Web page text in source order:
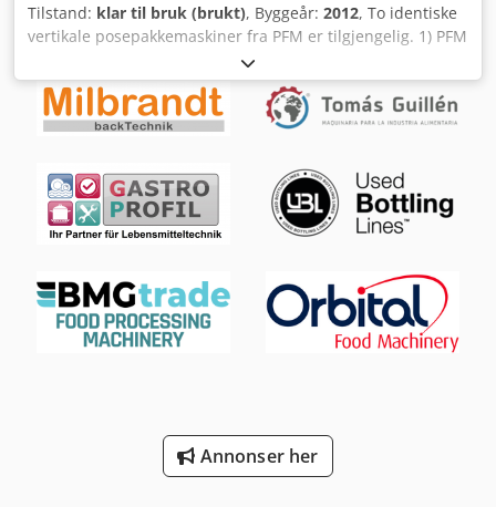
Tilstand: klar til bruk (brukt), Byggeår: 2012, To identiske
vertikale posepakkemaskiner fra PFM er tilgjengelig. 1) PFM
Zenith, årgang: 2012, vekt: ca. 870 kg, tilkoblingseffekt: 5
kW, pakkekapasitet: ca. 60 stk/min. 2) PFM Zenith, årgang:
2009, vekt: ca. 980 kg, tilkoblingseffekt: 6 kW,
pakkekapasitet: ca. 60 stk/min. Begge maskinene har vært
enkeltposer i en større ytre pose. Dokumentasjon følger
med. Besiktigelse på stedet er mulig. Dedpfx
Akeubbzujbeck
Annonser her